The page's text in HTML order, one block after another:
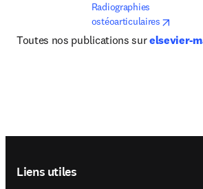
Radiographies
ostéoarticulaires
Toutes nos publications sur elsevier-
Liens utiles